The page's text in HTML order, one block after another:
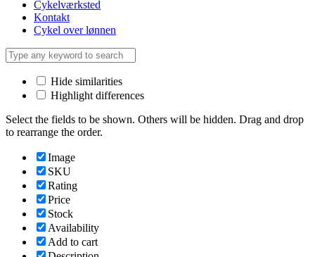
Cykelværksted
Kontakt
Cykel over lønnen
Hide similarities
Highlight differences
Select the fields to be shown. Others will be hidden. Drag and drop
to rearrange the order.
Image
SKU
Rating
Price
Stock
Availability
Add to cart